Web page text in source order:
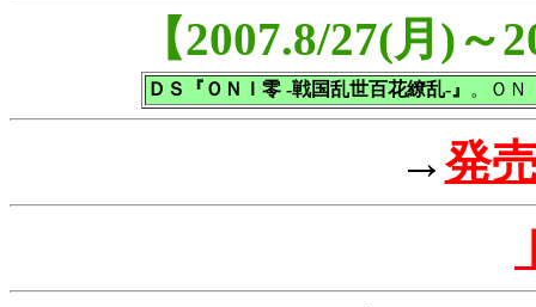
【2007.8/27(月)
ＤＳ『ＯＮＩ零 -戦国乱世百花繚乱-』 。ＯＮ
→発